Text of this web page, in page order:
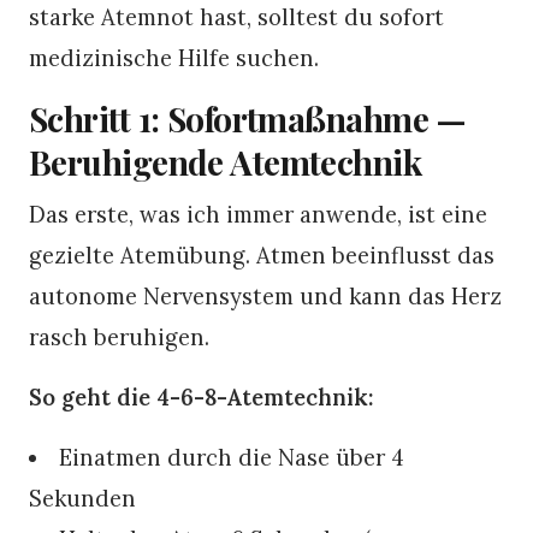
starke Atemnot hast, solltest du sofort
medizinische Hilfe suchen.
Schritt 1: Sofortmaßnahme —
Beruhigende Atemtechnik
Das erste, was ich immer anwende, ist eine
gezielte Atemübung. Atmen beeinflusst das
autonome Nervensystem und kann das Herz
rasch beruhigen.
So geht die 4-6-8-Atemtechnik:
Einatmen durch die Nase über 4
Sekunden